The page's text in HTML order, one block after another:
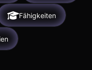
Fähigkeiten